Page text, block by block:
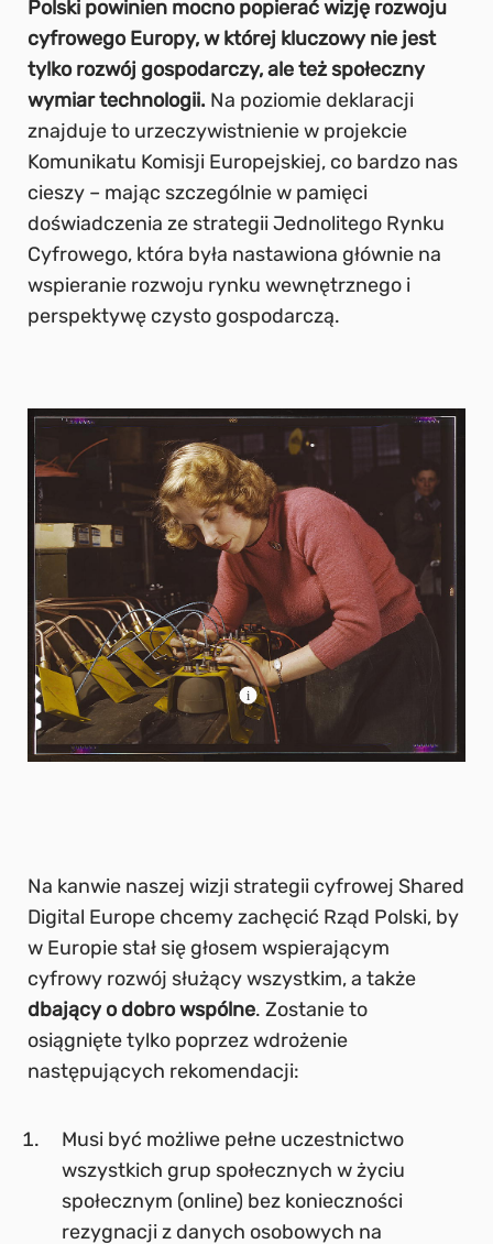
Polski powinien mocno popierać wizję rozwoju
cyfrowego Europy, w której kluczowy nie jest
tylko rozwój gospodarczy, ale też społeczny
wymiar technologii. Na poziomie deklaracji
znajduje to urzeczywistnienie w projekcie
Komunikatu Komisji Europejskiej, co bardzo nas
cieszy – mając szczególnie w pamięci
doświadczenia ze strategii Jednolitego Rynku
Cyfrowego, która była nastawiona głównie na
wspieranie rozwoju rynku wewnętrznego i
perspektywę czysto gospodarczą.
Na kanwie naszej wizji strategii cyfrowej Shared
Digital Europe chcemy zachęcić Rząd Polski, by
w Europie stał się głosem wspierającym
cyfrowy rozwój służący wszystkim, a także
dbający o dobro wspólne. Zostanie to
osiągnięte tylko poprzez wdrożenie
następujących rekomendacji:
Musi być możliwe pełne uczestnictwo
wszystkich grup społecznych w życiu
społecznym (online) bez konieczności
rezygnacji z danych osobowych na